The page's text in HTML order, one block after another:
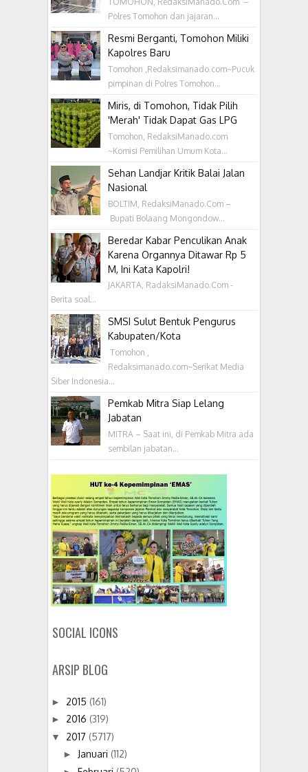
Polres Tomohon dan jajaran...
Resmi Berganti, Tomohon Miliki
Kapolres Baru
Tomohon ,Redaksimanado.com~Pucuk
pimpinan di Polres Tomohon...
Miris, di Tomohon, Tidak Pilih
'Merah' Tidak Dapat Gas LPG
Tomohon, RedaksiManado.com
~Komisi Pemilihan Umum Kota...
Sehan Landjar Kritik Balai Jalan
Nasional
BOLTIM, RedaksiManado.Com –
Bupati Bolaang Mongondow...
Beredar Kabar Penculikan Anak
Karena Organnya Ditawar Rp 5
M, Ini Kata Kapolri!
JAKARTA, RadaksiManado.Com -
Berita soal...
SMSI Sulut Bentuk Pengurus
Kabupaten/Kota
‎ Tomohon ,
Redaksimanado.com~Serikat Media
Siber Indonesia...
Pemkab Mitra Siap Lelang
Jabatan
MITRA – Saat ini, di Pemkab Mitra ada
sembilan jabatan...
SOCIAL ICONS
ARSIP BLOG
► 2015 (161)
► 2016 (319)
▼ 2017 (5717)
► Januari (112)